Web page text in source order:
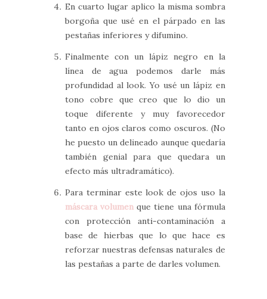
En cuarto lugar aplico la misma sombra
borgoña que usé en el párpado en las
pestañas inferiores y difumino.
Finalmente con un lápiz negro en la
línea de agua podemos darle más
profundidad al look. Yo usé un lápiz en
tono cobre que creo que lo dio un
toque diferente y muy favorecedor
tanto en ojos claros como oscuros. (No
he puesto un delineado aunque quedaría
también genial para que quedara un
efecto más ultradramático).
Para terminar este look de ojos uso la
máscara volumenque tiene una fórmula
con protección anti-contaminación a
base de hierbas que lo que hace es
reforzar nuestras defensas naturales de
las pestañas a parte de darles volumen.